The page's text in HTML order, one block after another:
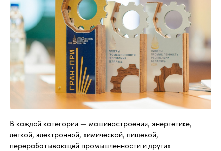
В каждой категории — машиностроении, энергетике,
легкой, электронной, химической, пищевой,
перерабатывающей промышленности и других